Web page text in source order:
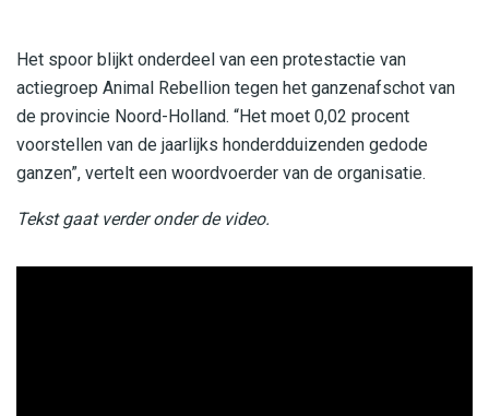
Het spoor blijkt onderdeel van een protestactie van
actiegroep Animal Rebellion tegen het ganzenafschot van
de provincie Noord-Holland. “Het moet 0,02 procent
voorstellen van de jaarlijks honderdduizenden gedode
ganzen”, vertelt een woordvoerder van de organisatie.
Tekst gaat verder onder de video.